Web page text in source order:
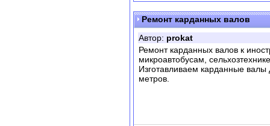
Ремонт карданных валов
Автор: prokat
Ремонт карданных валов к
микроавтобусам,
Изготавливаем карданные
метров.